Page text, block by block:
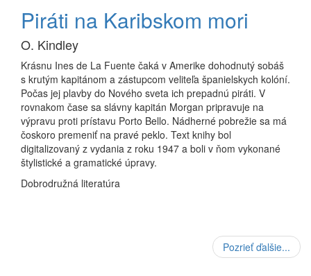
Piráti na Karibskom mori
O. Kindley
Krásnu Ines de La Fuente čaká v Amerike dohodnutý sobáš
s krutým kapitánom a zástupcom veliteľa španielskych kolóní.
Počas jej plavby do Nového sveta ich prepadnú piráti. V
rovnakom čase sa slávny kapitán Morgan pripravuje na
výpravu proti prístavu Porto Bello. Nádherné pobrežie sa má
čoskoro premeniť na pravé peklo. Text knihy bol
digitalizovaný z vydania z roku 1947 a boli v ňom vykonané
štylistické a gramatické úpravy.
Dobrodružná literatúra
Pozrieť ďalšie...